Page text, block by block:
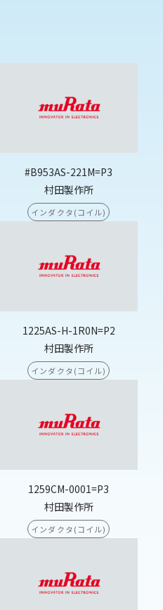
#B953AS-221M=P3
村田製作所
インダクタ(コイル)
1225AS-H-1R0N=P2
村田製作所
インダクタ(コイル)
1259CM-0001=P3
村田製作所
インダクタ(コイル)